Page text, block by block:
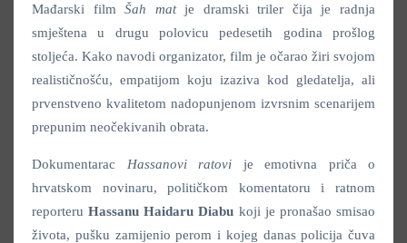
Mađarski filmŠah matje dramski triler čija je radnja
smještena u drugu polovicu pedesetih godina prošlog
stoljeća. Kako navodi organizator, film je očarao žiri svojom
realističnošću, empatijom koju izaziva kod gledatelja, ali
prvenstveno kvalitetom nadopunjenom izvrsnim scenarijem
prepunim neočekivanih obrata.
Dokumentarac Hassanovi ratovi
je emotivna priča o
hrvatskom novinaru, političkom komentatoru i ratnom
reporteruHassanu Haidaru Diabu koji je pronašao smisao
života, pušku zamijenio perom i kojeg danas policija čuva